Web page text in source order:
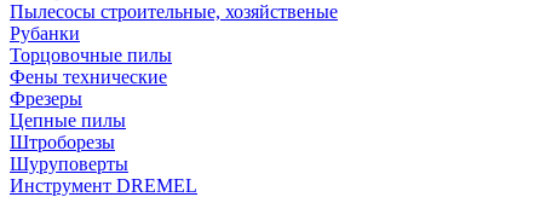
Пылесосы строительные, хозяйственые
Рубанки
Торцовочные пилы
Фены технические
Фрезеры
Цепные пилы
Штроборезы
Шуруповерты
Инструмент DREMEL